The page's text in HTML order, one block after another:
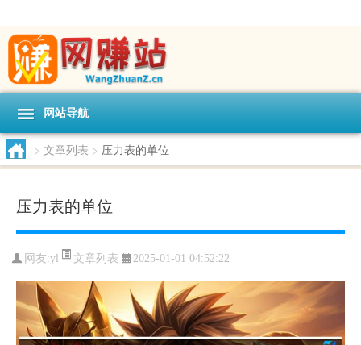
网站导航
> 文章列表 > 压力表的单位
压力表的单位
网友:yl 文章列表 2025-01-01 04:52:22